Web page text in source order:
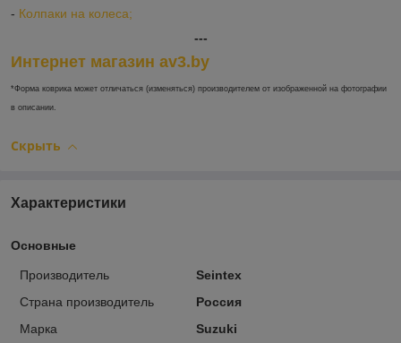
- Колпаки на колеса;
---
Интернет магазин av3.by
*Форма коврика может отличаться (изменяться) производителем от изображенной на фотографии
в описании.
Скрыть
Характеристики
Основные
Производитель
Seintex
Страна производитель
Россия
Марка
Suzuki